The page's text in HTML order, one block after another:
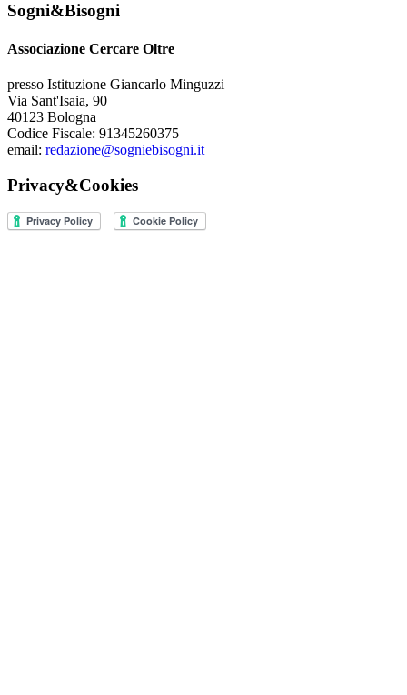
Sogni&Bisogni
Associazione Cercare Oltre
presso Istituzione Giancarlo Minguzzi
Via Sant'Isaia, 90
40123 Bologna
Codice Fiscale: 91345260375
email: redazione@sogniebisogni.it
Privacy&Cookies